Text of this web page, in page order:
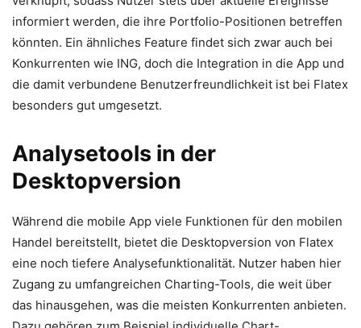
informiert werden, die ihre Portfolio-Positionen betreffen
könnten. Ein ähnliches Feature findet sich zwar auch bei
Konkurrenten wie ING, doch die Integration in die App und
die damit verbundene Benutzerfreundlichkeit ist bei Flatex
besonders gut umgesetzt.
Analysetools in der
Desktopversion
Während die mobile App viele Funktionen für den mobilen
Handel bereitstellt, bietet die Desktopversion von Flatex
eine noch tiefere Analysefunktionalität. Nutzer haben hier
Zugang zu umfangreichen Charting-Tools, die weit über
das hinausgehen, was die meisten Konkurrenten anbieten.